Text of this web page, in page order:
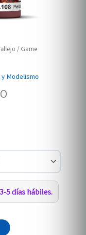
/ Game
y Modelismo
5 días hábiles.